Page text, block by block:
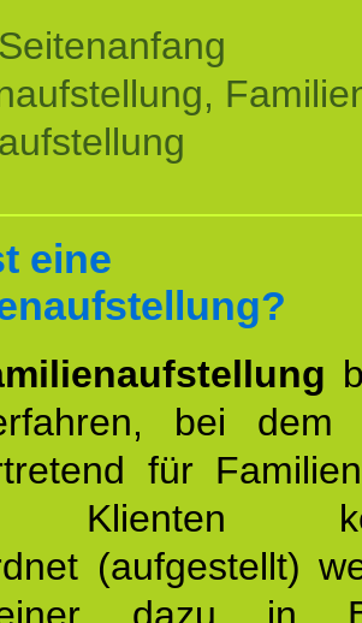
eine
bei dem
für
Klienten
(aufgestellt)